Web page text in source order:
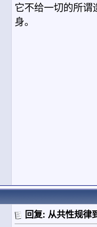
它不给一切的所谓
身。
回复: 从共性规律